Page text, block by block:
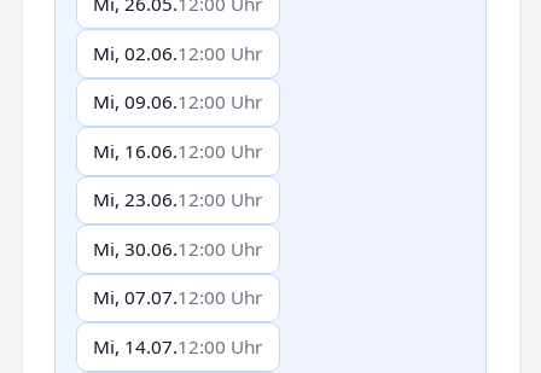
Mi, 02.06.12:00 Uhr
Mi, 09.06.12:00 Uhr
Mi, 16.06.12:00 Uhr
Mi, 23.06.12:00 Uhr
Mi, 30.06.12:00 Uhr
Mi, 07.07.12:00 Uhr
Mi, 14.07.12:00 Uhr